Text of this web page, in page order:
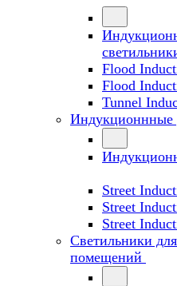
Flood
Flood
Tunnel
Индукционнные
Street
Street
Street
Светильники
помещений